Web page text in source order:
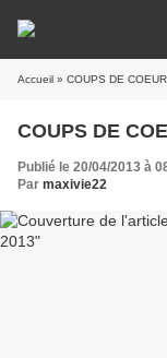
Accueil » COUPS DE
COUPS DE
Publié le 20/04/2013 à
Par maxivie22